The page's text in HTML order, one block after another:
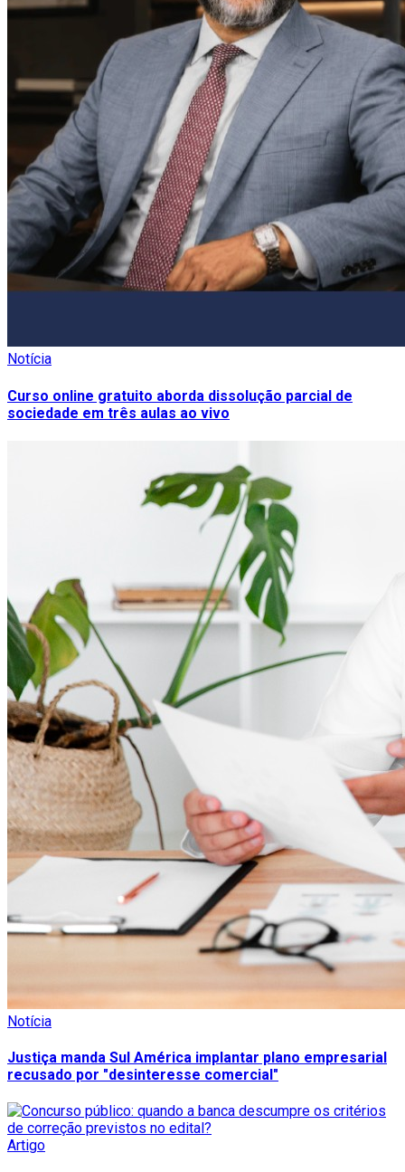
Notícia
Curso online gratuito aborda dissolução parcial de
sociedade em três aulas ao vivo
Notícia
Justiça manda Sul América implantar plano empresarial
recusado por "desinteresse comercial"
Artigo